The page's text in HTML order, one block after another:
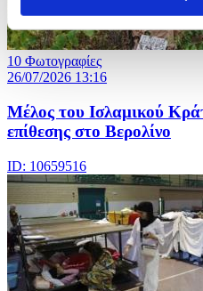
10 Φωτογραφίες
26/07/2026 13:16
Μέλος του Ισλαμικού
επίθεσης στο Βερολίνο
ID: 10659516